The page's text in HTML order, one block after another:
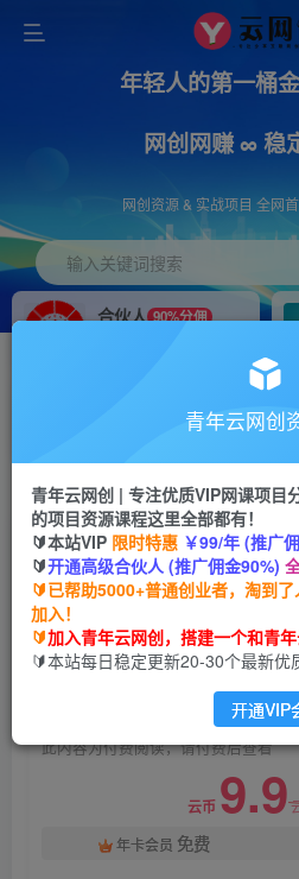
年轻人的第一桶
网创网赚 ∞ 稳
网创资源 & 实战项目 全网
输入关键词搜索
合伙人 90%分佣
搭建同款网站，自己当老板
首页 创业课程 会员免费 正文
虚拟资源全自动成交系统，
青年云网创
虚拟资源全自动成交系统，从0到
此内容为付费阅读，请付费后查看
云币 9.9
年卡会员 免费
青年云网创
青年云网创 | 专注优质VIP网课项目
的项目资源课程这里全部都有！
🔰本站VIP 限时特惠 ￥99/年 (推广
🔰开通高级合伙人 (推广佣金90%)
🔰已帮助5000+普通创业者，淘到
加入！
🔰加入青年云网创，搭建一个和青
🔰本站每日稳定更新20-30个最新优
开通VIP